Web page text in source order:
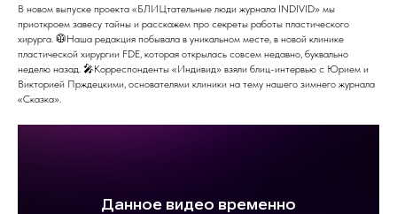
В новом выпуске проекта «БЛИЦтательные люди журнала INDIVID» мы
приоткроем завесу тайны и расскажем про секреты работы пластического
хирурга. 🥼Наша редакция побывала в уникальном месте, в новой клинике
пластической хирургии FDE, которая открылась совсем недавно, буквально
неделю назад. 🎤Корреспонденты «Индивид» взяли блиц-интервью с Юрием и
Викторией Прждецкими, основателями клиники на тему нашего зимнего журнала
«Сказка».